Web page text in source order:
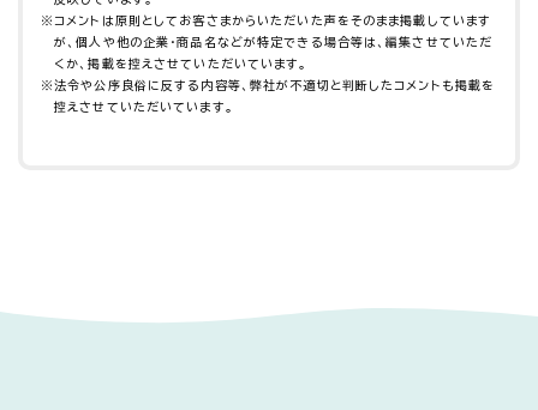
※ コメントは原則としてお客さまからいただいた声をそのまま掲載しています
が、個人や他の企業・商品名などが特定できる場合等は、編集させていただ
くか、掲載を控えさせていただいています。
※法令や公序良俗に反する内容等、弊社が不適切と判断したコメントも掲載を
控えさせていただいています。